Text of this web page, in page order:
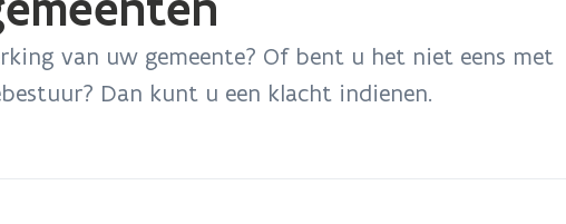
van uw gemeente? Of bent u het niet eens met
Dan kunt u een klacht indienen.